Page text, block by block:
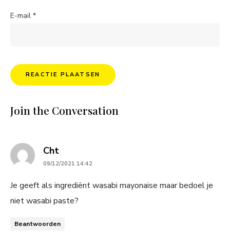
E-mail *
Join the Conversation
Chtsays:
09/12/2021 14:42
Je geeft als ingrediënt wasabi mayonaise maar bedoel je
niet wasabi paste?
Beantwoorden